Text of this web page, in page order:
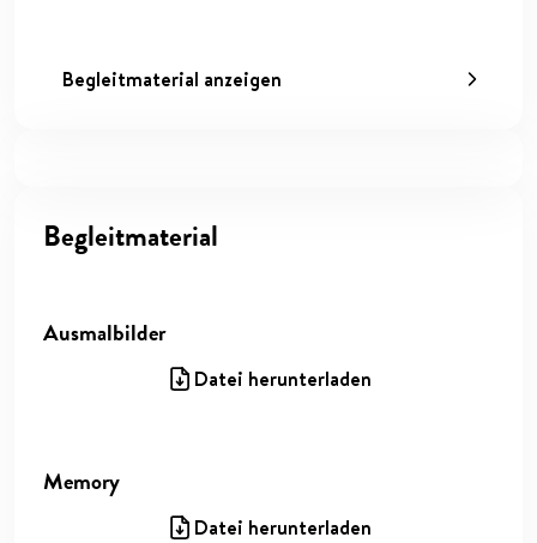
Begleitmaterial anzeigen
Begleitmaterial
Ausmalbilder
Datei herunterladen
Memory
Datei herunterladen